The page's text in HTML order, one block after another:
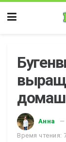
Анна
Время чтения: